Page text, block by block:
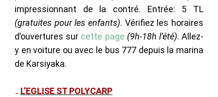
impressionnant de la contré. Entrée: 5 TL
(gratuites pour les enfants). Vérifiez les horaires
d’ouvertures sur cette page (9h-18h l’été). Allez-
y en voiture ou avec le bus 777 depuis la marina
de Karsiyaka.
→ L’EGLISE ST POLYCARP